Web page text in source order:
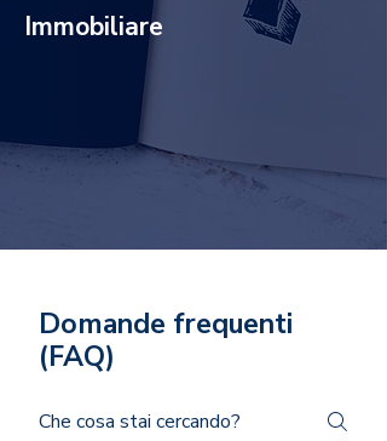
Immobiliare
Domande frequenti
(FAQ)